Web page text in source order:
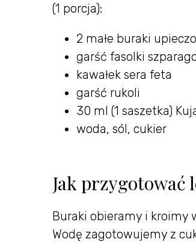
(1 porcja):
2 małe buraki
garść fasolki
kawałek sera feta
garść rukoli
30 ml (1 saszetka)
woda, sól, cukier
Jak przygotować
Buraki obieramy i kroimy
Wodę zagotowujemy z